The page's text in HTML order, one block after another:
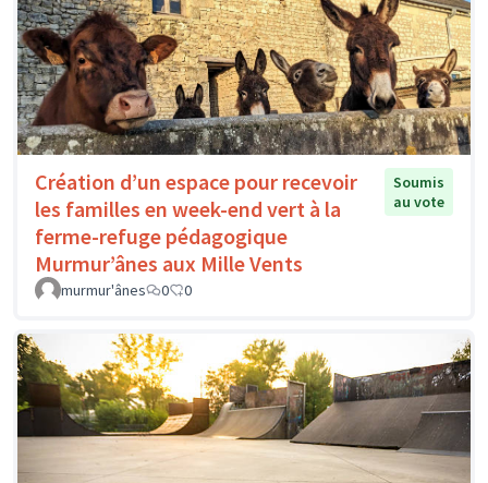
Création d’un espace pour recevoir
les familles en week-end vert à la
ferme-refuge pédagogique
Murmur’ânes aux Mille Vents
Soumis
au vote
murmur'ânes 0 0